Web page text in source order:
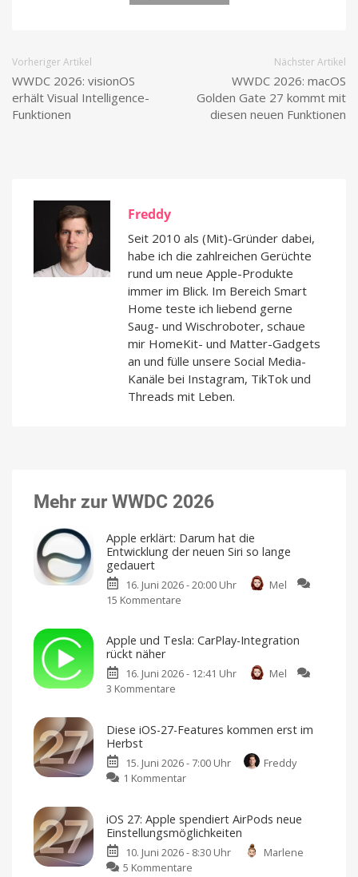
Vorheriger Artikel
WWDC 2026: visionOS
erhält Visual Intelligence-
Funktionen
Nächster Artikel
WWDC 2026: macOS
Golden Gate 27 kommt mit
diesen neuen Funktionen
Freddy
Seit 2010 als (Mit)-Gründer dabei,
habe ich die zahlreichen Gerüchte
rund um neue Apple-Produkte
immer im Blick. Im Bereich Smart
Home teste ich liebend gerne
Saug- und Wischroboter, schaue
mir HomeKit- und Matter-Gadgets
an und fülle unsere Social Media-
Kanäle bei Instagram, TikTok und
Threads mit Leben.
Mehr zur WWDC 2026
Apple erklärt: Darum hat die
Entwicklung der neuen Siri so lange
gedauert
16. Juni 2026 - 20:00 Uhr
Mel
15 Kommentare
Darum
die
Siri
lange
gedauert
Apple und Tesla: CarPlay-Integration
rückt näher
16. Juni 2026 - 12:41 Uhr
Mel
3 Kommentare
Tesla:
Integration
rückt
Schlüssel
für
Teslas
Diese iOS-27-Features kommen erst im
Herbst
15. Juni 2026 - 7:00 Uhr
Freddy
1 Kommentar
27-
Features
kommen
erst
iOS 27: Apple spendiert AirPods neue
Einstellungsmöglichkeiten
10. Juni 2026 - 8:30 Uhr
Marlene
5 Kommentare